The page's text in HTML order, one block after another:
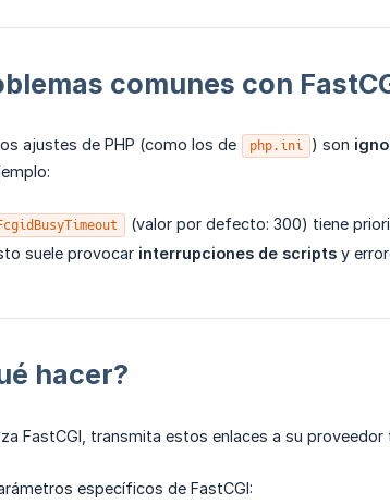
comunes con
ajustes de PHP (como los de php.ini ) son
(valor por defecto: 300) tiene
suele provocar interrupciones de scripts y
hacer?
FastCGI, transmita estos enlaces a su proveedor
específicos de FastCGI: